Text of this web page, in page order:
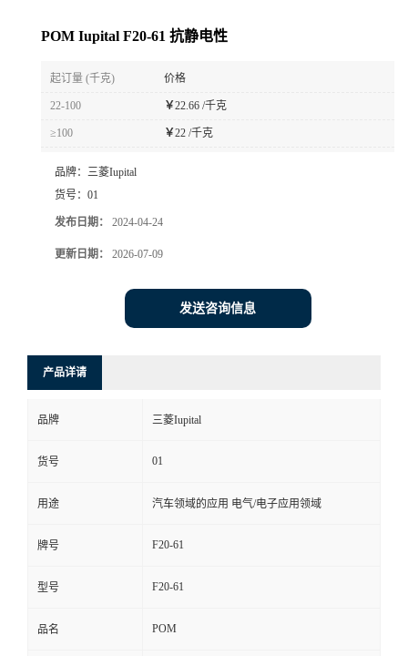
式
在
线
POM Iupital F20-61 抗静电性
起订量 (千克) 价格
22-100 ￥22.66 /千克
≥100 ￥22 /千克
品牌： 三菱Iupital
货号： 01
发布日期： 2024-04-24
更新日期： 2026-07-09
发送咨询信息
产品详请
品牌 三菱Iupital
货号 01
用途 汽车领域的应用 电气/电子应用领域
牌号 F20-61
型号 F20-61
品名 POM